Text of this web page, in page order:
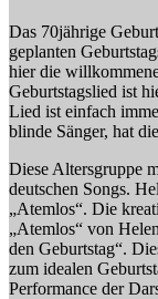
Das 70jährige
geplanten
hier die
Geburtstagslied ist
Lied ist einfach
blinde Sänger, hat
Diese Altersgruppe
deutschen Songs.
„Atemlos“. Die
„Atemlos“ von
den Geburtstag“.
zum idealen
Performance der